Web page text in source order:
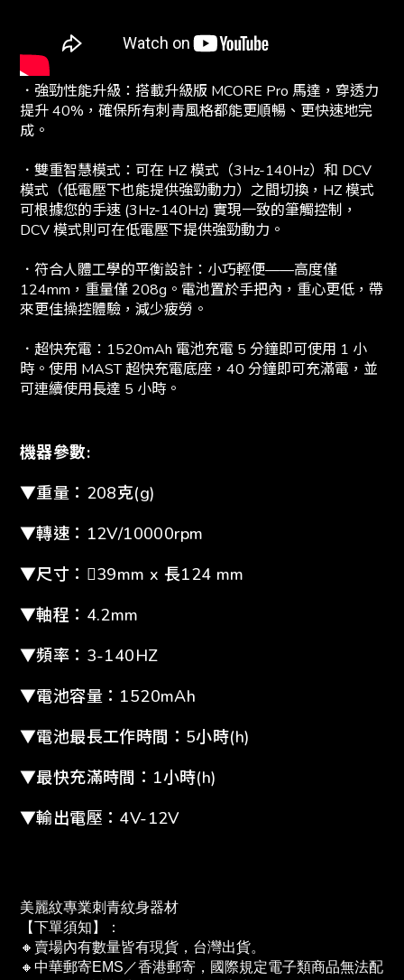
．強勁性能升級：搭載升級版 MCORE Pro 馬達，穿透力
提升 40%，確保所有刺青風格都能更順暢、更快速地完
成。
．雙重智慧模式：可在 HZ 模式（3Hz-140Hz）和 DCV
模式（低電壓下也能提供強勁動力）之間切換，HZ 模式
可根據您的手速 (3Hz-140Hz) 實現一致的筆觸控制，
DCV 模式則可在低電壓下提供強勁動力。
．符合人體工學的平衡設計：小巧輕便——高度僅
124mm，重量僅 208g。電池置於手把內，重心更低，帶
來更佳操控體驗，減少疲勞。
．超快充電：1520mAh 電池充電 5 分鐘即可使用 1 小
時。使用 MAST 超快充電底座，40 分鐘即可充滿電，並
可連續使用長達 ​​5 小時。
機器參數:
▼重量：208克(g)
▼轉速：12V/10000rpm
▼尺寸：𥦀39mm x 長124 mm
▼軸程：4.2mm
▼頻率：3-140HZ
▼電池容量：1520mAh
▼電池最長工作時間：5小時(h)
▼最快充滿時間：1小時(h)
▼輸出電壓：4V-12V
美麗紋專業刺青紋身器材
【下單須知】：
🔸賣場內有數量皆有現貨，台灣出貨。
🔸中華郵寄EMS／香港郵寄，國際規定電子類商品無法配